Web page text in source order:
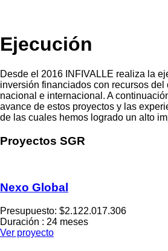
Ejecución
Desde el 2016 INFIVALLE realiza la
inversión financiados con recursos del
nacional e internacional. A
avance de estos proyectos y las
de las cuales hemos logrado un alto
Proyectos SGR
Nexo Global
Presupuesto: $2.122.017.306
Duración : 24 meses
Ver proyecto